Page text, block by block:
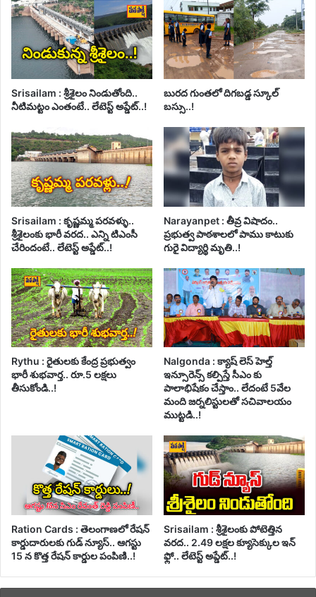
Srisailam : శ్రీశైలం నిండుతోంది..
నీటిమట్టం ఎంతంటే.. లేటెస్ట్ అప్డేట్..!
బురద గుంతలో దిగబడ్డ స్కూల్
బస్సు..!
Srisailam : కృష్ణమ్మ పరవళ్ళు..
శ్రీశైలంకు భారీ వరద.. ఎన్ని టిఎంసీ
చేరిందంటే.. లేటెస్ట్ అప్డేట్..!
Narayanpet : తీవ్ర విషాదం..
ప్రభుత్వ పాఠశాలలో పాము కాటుకు
గురై విద్యార్థి మృతి..!
Rythu : రైతులకు కేంద్ర ప్రభుత్వం
భారీ శుభవార్త.. రూ.5 లక్షలు
తీసుకోండి..!
Nalgonda : క్యాష్ లెస్ హెల్త్
ఇన్సూరెన్స్ కల్పిస్తే సీఎం కు
పాలాభిషేకం చేస్తాం.. లేదంటే 5వేల
మంది జర్నలిస్టులతో సచివాలయం
ముట్టడి..!
Ration Cards : తెలంగాణలో రేషన్
కార్డుదారులకు గుడ్ న్యూస్.. ఆగస్టు
15 న కొత్త రేషన్ కార్డుల పంపిణి..!
Srisailam : శ్రీశైలంకు పోటెత్తిన
వరద.. 2.49 లక్షల క్యూసెక్కుల ఇన్
ఫ్లో.. లేటెస్ట్ అప్డేట్..!